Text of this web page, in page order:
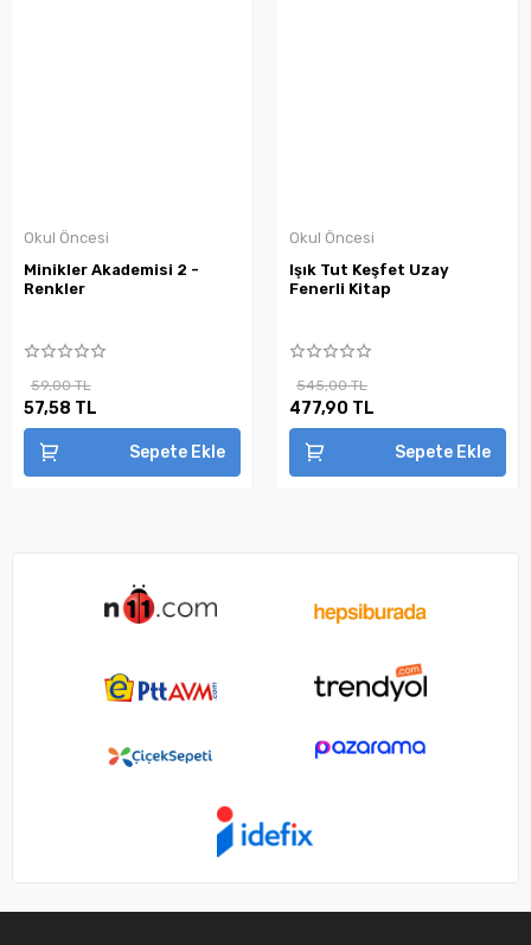
Okul Öncesi
Minikler Akademisi 2 -
Renkler
59,00 TL
57,58 TL
Sepete Ekle
Okul Öncesi
Işık Tut Keşfet Uzay
Fenerli Kitap
545,00 TL
477,90 TL
Sepete Ekle